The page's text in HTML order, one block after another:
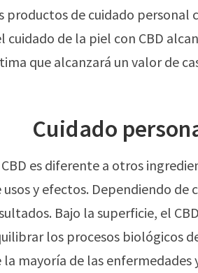
productos de cuidado personal
cuidado de la piel con CBD
que alcanzará un valor de
Cuidado
CBD es diferente a otros
usos y efectos. Dependiendo de
Bajo la superficie, el
los procesos biológicos
la mayoría de las